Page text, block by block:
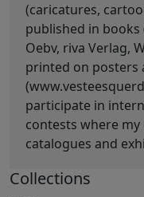
(caricatures,
published in books
Oebv, riva Verlag,
printed on posters
participate in
contests where
catalogues and
Collections